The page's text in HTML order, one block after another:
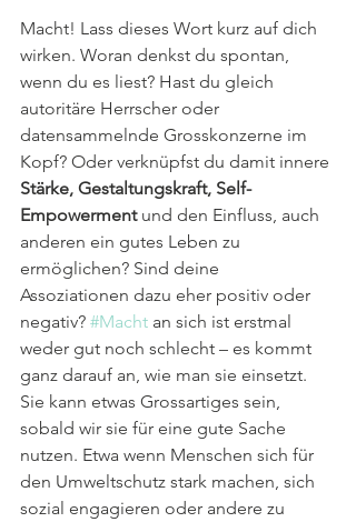
Macht! Lass dieses Wort kurz auf dich
wirken. Woran denkst du spontan,
wenn du es liest? Hast du gleich
autoritäre Herrscher oder
datensammelnde Grosskonzerne im
Kopf? Oder verknüpfst du damit innere
Stärke, Gestaltungskraft, Self-
Empowerment und den Einfluss, auch
anderen ein gutes Leben zu
ermöglichen? Sind deine
Assoziationen dazu eher positiv oder
negativ? #Macht an sich ist erstmal
weder gut noch schlecht – es kommt
ganz darauf an, wie man sie einsetzt.
Sie kann etwas Grossartiges sein,
sobald wir sie für eine gute Sache
nutzen. Etwa wenn Menschen sich für
den Umweltschutz stark machen, sich
sozial engagieren oder andere zu